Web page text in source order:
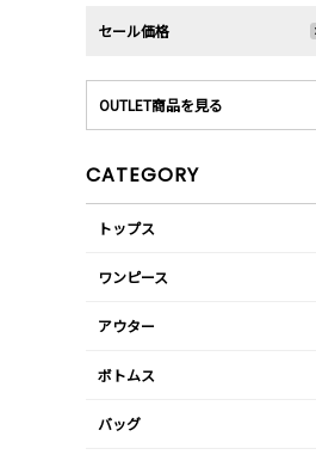
セール価格
OUTLET商品を見る
CATEGORY
トップス
ワンピース
アウター
ボトムス
バッグ